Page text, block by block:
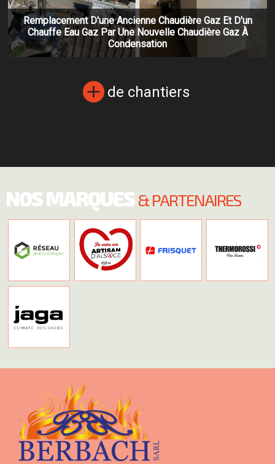
Remplacement D'une Ancienne Chaudière Gaz Et D'un
Chauffe Eau Gaz Par Une Nouvelle Chaudière Gaz À
Condensation
de chantiers
NOS MARQUES& PARTENAIRES